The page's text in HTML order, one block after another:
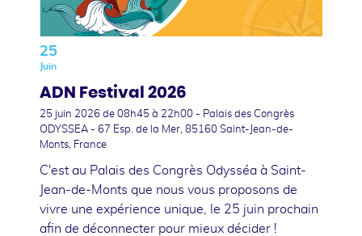
25
Juin
ADN Festival 2026
25 juin 2026 de 08h45 à 22h00 - Palais des Congrès
ODYSSEA - 67 Esp. de la Mer, 85160 Saint-Jean-de-
Monts, France
C'est au Palais des Congrès Odysséa à Saint-
Jean-de-Monts que nous vous proposons de
vivre une expérience unique, le 25 juin prochain
afin de déconnecter pour mieux décider !